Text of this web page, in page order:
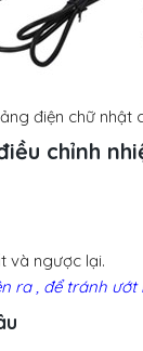
điện chữ nhật
chỉnh
và ngược lại.
ra , để tránh